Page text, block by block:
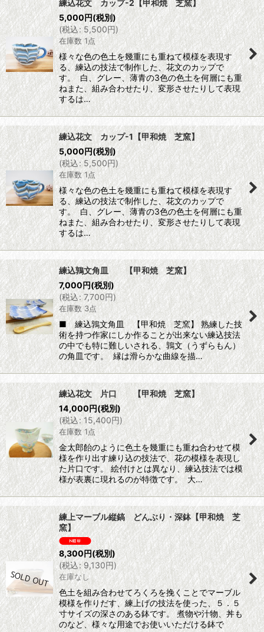
練込花文 カップ-2【甲和焼 芝窯】
5,000円(税別)
(税込: 5,500円)
在庫数 1点
様々な色の色土を幾重にも重ねて模様を表現す
る、練込の技法で制作した、花文のカップで
す。 白、グレー、薄青の3色の色土を何層にも重
ねまた、組み合わせたり、変形させたりして表現
するは…
練込花文 カップ-1【甲和焼 芝窯】
5,000円(税別)
(税込: 5,500円)
在庫数 1点
様々な色の色土を幾重にも重ねて模様を表現す
る、練込の技法で制作した、花文のカップで
す。 白、グレー、薄青の3色の色土を何層にも重
ねまた、組み合わせたり、変形させたりして表現
するは…
練込鶉文角皿 【甲和焼 芝窯】
7,000円(税別)
(税込: 7,700円)
在庫数 3点
■ 練込鶉文角皿 【甲和焼 芝窯】 熟練した技
術を持つ作家にしか作ることが出来ない練込技法
の中でも特に難しいされる、鶉文（うずらもん）
の角皿です。 縁は滑らかな曲線を描…
練込花文 片口 【甲和焼 芝窯】
14,000円(税別)
(税込: 15,400円)
在庫数 1点
金太郎飴のように色土を幾重にも重ね合わせて模
様を作り出す練り込の技法で、花の模様を表現し
た片口です。 絵付けとは異なり、練込技法では模
様が表裏に現れるのが特徴です。 大…
練上マーブル縦鎬 どんぶり・深鉢【甲和焼 芝
窯】
8,300円(税別)
(税込: 9,130円)
在庫なし
色土を組み合わせてろくろを挽くことでマーブル
模様を作りだす、練上げの技法を使った、５．５
寸サイズの深さのある鉢です。 煮物や汁物、丼も
のなど、様々な用途でお使いいただける鉢で